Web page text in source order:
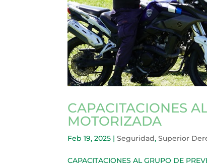
CAPACITACIONES
MOTORIZADA
Feb 19, 2025 |Seguridad,Superior
CAPACITACIONES AL GRUPO DE